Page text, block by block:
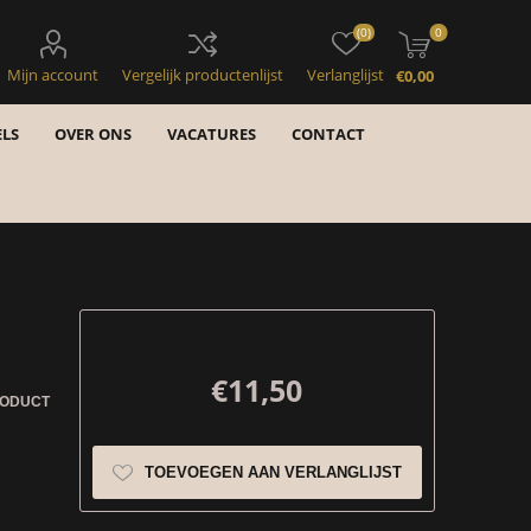
Mijn account Vergelijk productenlijst Verlanglijst
(0) 0
€0,00
OVER ONS VACATURES CONTACT
€11,50
TOEVOEGEN AAN VERLANGLIJST